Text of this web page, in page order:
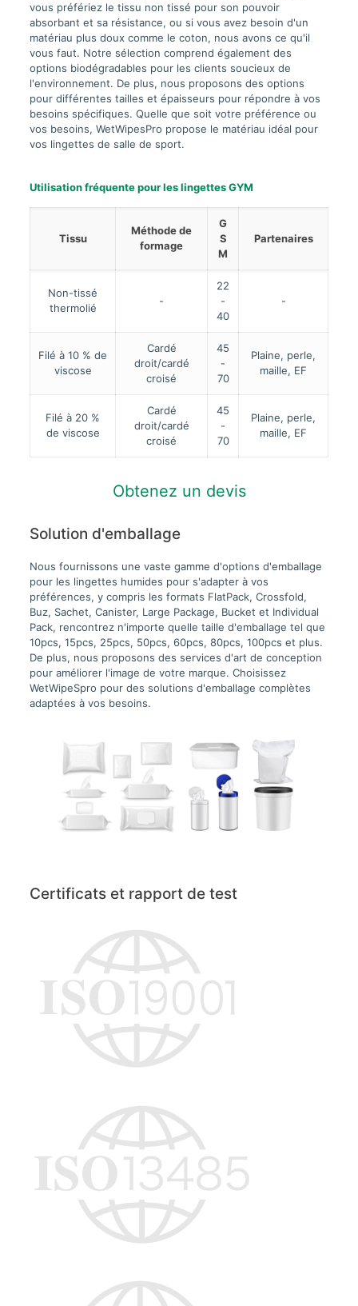
vous préfériez le tissu non tissé pour son pouvoir
absorbant et sa résistance, ou si vous avez besoin d'un
matériau plus doux comme le coton, nous avons ce qu'il
vous faut. Notre sélection comprend également des
options biodégradables pour les clients soucieux de
l'environnement. De plus, nous proposons des options
pour différentes tailles et épaisseurs pour répondre à vos
besoins spécifiques. Quelle que soit votre préférence ou
vos besoins, WetWipesPro propose le matériau idéal pour
vos lingettes de salle de sport.
Utilisation fréquente pour les lingettes GYM
Tissu
Méthode de
formage
G
S
M
Partenaires
Non-tissé
thermolié
-
22
-
40
-
Filé à 10 % de
viscose
Cardé
droit/cardé
croisé
45
-
70
Plaine, perle,
maille, EF
Filé à 20 %
de viscose
Cardé
droit/cardé
croisé
45
-
70
Plaine, perle,
maille, EF
Obtenez un devis
Solution d'emballage
Nous fournissons une vaste gamme d'options d'emballage
pour les lingettes humides pour s'adapter à vos
préférences, y compris les formats FlatPack, Crossfold,
Buz, Sachet, Canister, Large Package, Bucket et Individual
Pack, rencontrez n'importe quelle taille d'emballage tel que
10pcs, 15pcs, 25pcs, 50pcs, 60pcs, 80pcs, 100pcs et plus.
De plus, nous proposons des services d'art de conception
pour améliorer l'image de votre marque. Choisissez
WetWipeSpro pour des solutions d'emballage complètes
adaptées à vos besoins.
Certificats et rapport de test